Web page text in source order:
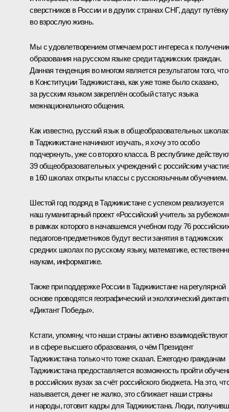
сверстников в России и в других странах СНГ, дадут путёвку
во взрослую жизнь.
Мы с удовлетворением отмечаем рост интереса к
образования на русском языке среди таджикских граждан.
Данная тенденция во многом является результатом того, что
в Конституции Таджикистана, как уже тоже было сказано,
за русским языком закреплён особый статус языка
межнационального общения.
Как известно, русский язык в общеобразовательных школах
в Таджикистане начинают изучать, я хочу это особо
подчеркнуть, уже со второго класса. В республике
39 общеобразовательных учреждений с российским
в 160 школах открыты классы с русскоязычным обучением.
Шестой год подряд в Таджикистане с успехом реализуется
наш гуманитарный проект «Российский учитель за
в рамках которого в начавшемся учебном году 76
педагогов-предметников будут вести занятия в таджикских
средних школах по русскому языку, математике,
наукам, информатике.
Также при поддержке России в Таджикистане на регулярной
основе проводятся географический и экологический
«Диктант Победы».
Кстати, упомяну, что наши страны активно взаимодействуют
и в сфере высшего образования, о чём Президент
Таджикистана только что тоже сказал. Ежегодно гражданам
Таджикистана предоставляется возможность пройти
в российских вузах за счёт российского бюджета. На это,
называется, денег не жалко, это сближает наши страны
и народы, готовит кадры для Таджикистана. Люди,